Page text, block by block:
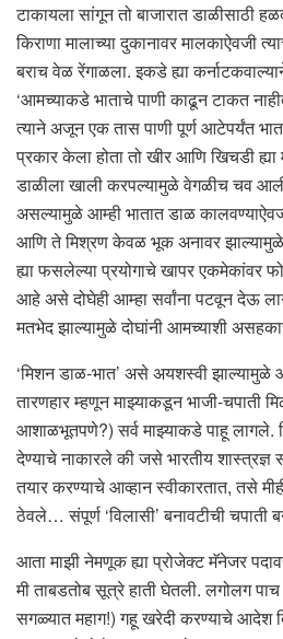
टाकायला सांगून तो बाजारात डाळीसाठी
किराणा मालाच्या दुकानावर मालकाऐवजी
बराच वेळ रेंगाळला. इकडे ह्या
‘आमच्याकडे भाताचे पाणी काढून टाकत
त्याने अजून एक तास पाणी पूर्ण आटेपर्यंत
प्रकार केला होता तो खीर आणि खिचडी ह्या
डाळीला खाली करपल्यामुळे वेगळीच चव आली
असल्यामुळे आम्ही भातात डाळ
आणि ते मिश्रण केवळ भूक अनावर
ह्या फसलेल्या प्रयोगाचे खापर एकमेकांवर
आहे असे दोघेही आम्हा सर्वांना पटवून देऊ
मतभेद झाल्यामुळे दोघांनी आमच्याशी
‘मिशन डाळ-भात’ असे अयशस्वी
तारणहार म्हणून माझ्याकडून भाजी-
आशाळभूतपणे?) सर्व माझ्याकडे पाहू लागले.
देण्याचे नाकारले की जसे भारतीय शास्त्रज्ञ
तयार करण्याचे आव्हान स्वीकारतात, तसे
ठेवले… संपूर्ण ‘विलासी’ बनावटीची चपाती
आता माझी नेमणूक ह्या प्रोजेक्ट मॅनेजर
मी ताबडतोब सूत्रे हाती घेतली. लगोलग
सगळ्यात महाग!) गहू खरेदी करण्याचे आदेश